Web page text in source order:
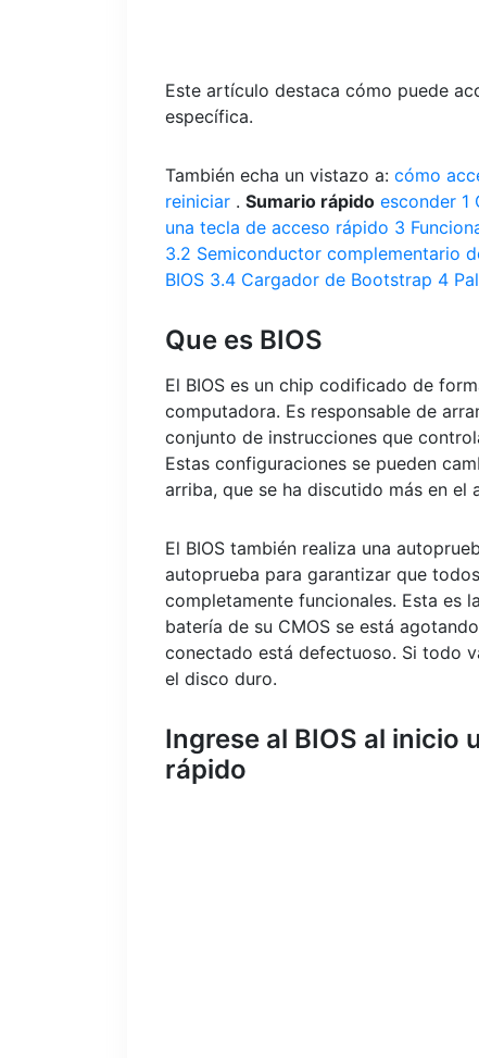
Este artículo destaca cómo puede
específica.
También echa un vistazo a: cómo
reiniciar . Sumario rápido esconder 1
una tecla de acceso rápido 3
3.2 Semiconductor complementario
BIOS 3.4 Cargador de Bootstrap 4
Que es BIOS
El BIOS es un chip codificado de
computadora. Es responsable de
conjunto de instrucciones que
Estas configuraciones se pueden
arriba, que se ha discutido más en el
El BIOS también realiza una
autoprueba para garantizar que
completamente funcionales. Esta es
batería de su CMOS se está
conectado está defectuoso. Si todo
el disco duro.
Ingrese al BIOS al inicio
rápido